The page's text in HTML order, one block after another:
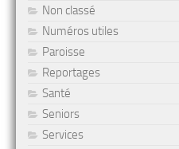
Non classé
Numéros utiles
Paroisse
Reportages
Santé
Seniors
Services